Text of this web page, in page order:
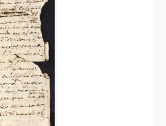
de gastos
de superior orden
eclesiástica
de pagaré
Contribuciones